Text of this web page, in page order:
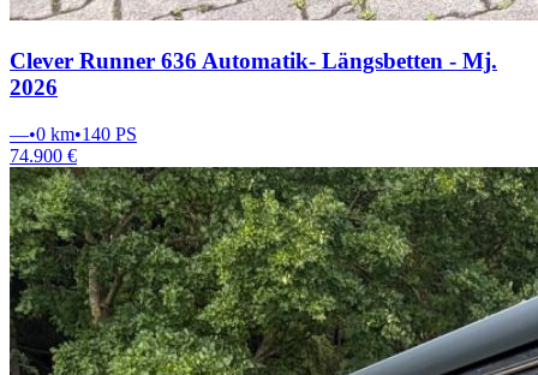
Clever Runner 636 Automatik- Längsbetten - Mj.
2026
—•0 km•140 PS
74.900 €